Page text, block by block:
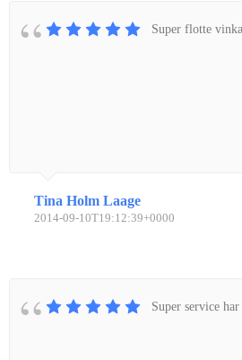
Super flotte
Tina Holm Laage
2014-09-10T19:12:39+0000
Super service